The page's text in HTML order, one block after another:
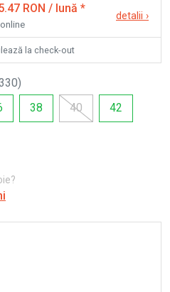
RON / lună *
detalii ›
la check-out
)
38 40 42